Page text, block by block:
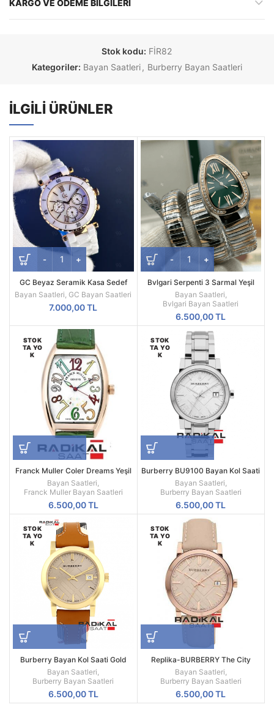
KARGO VE ÖDEME BILGILERI
Stok kodu: FİR82
Kategoriler: Bayan Saatleri , Burberry Bayan Saatleri
İLGILI ÜRÜNLER
GC Beyaz Seramik Kasa Sedef
Kadran GCI47504M1S Kadın Kol
Saati
Bayan Saatleri ,GC Bayan Saatleri
7.000,00TL
Bvlgari Serpenti 3 Sarmal Yeşil
Kadran
Bayan Saatleri
Bvlgari Bayan Saatleri
6.500,00TL
STOK
TA YO
K
Franck Muller Coler Dreams Yeşil
Kordon
Bayan Saatleri,
Franck Muller Bayan Saatleri
6.500,00TL
STOK
TA YO
K
Burberry BU9100 Bayan Kol Saati
Bayan Saatleri,
Burberry Bayan Saatleri
6.500,00TL
STOK
TA YO
K
Burberry Bayan Kol Saati Gold
Kasa
Bayan Saatleri
Burberry Bayan Saatleri
6.500,00TL
STOK
TA YO
K
Replika-BURBERRY The City
BU9014 Bayan Kol Saati
Bayan Saatleri
Burberry Bayan Saatleri
6.500,00TL